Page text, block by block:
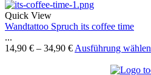
Quick View
Wandtattoo Spruch its coffee time
...
14,90 € – 34,90 € Ausführung wählen